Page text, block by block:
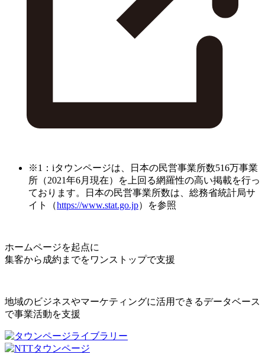
※1：iタウンページは、日本の民営事業所数516万事業
所（2021年6月現在）を上回る網羅性の高い掲載を行っ
ております。日本の民営事業所数は、総務省統計局サ
イト（https://www.stat.go.jp）を参照
ホームページを起点に
集客から成約までをワンストップで支援
地域のビジネスやマーケティングに活用できるデータベース
で事業活動を支援